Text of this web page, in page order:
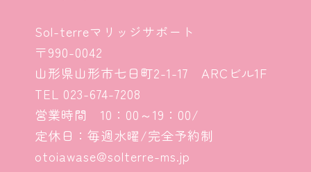
Sol-terreマリッジサポート
〒990-0042
山形県山形市七日町2-1-17 ARCビル1F
TEL 023-674-7208
営業時間 10：00～19：00/
定休日：毎週水曜/完全予約制
otoiawase@solterre-ms.jp